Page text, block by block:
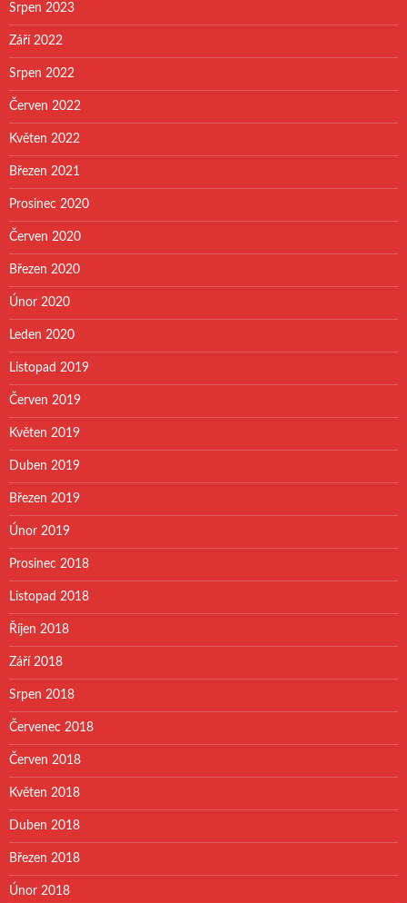
Srpen 2023
Září 2022
Srpen 2022
Červen 2022
Květen 2022
Březen 2021
Prosinec 2020
Červen 2020
Březen 2020
Únor 2020
Leden 2020
Listopad 2019
Červen 2019
Květen 2019
Duben 2019
Březen 2019
Únor 2019
Prosinec 2018
Listopad 2018
Říjen 2018
Září 2018
Srpen 2018
Červenec 2018
Červen 2018
Květen 2018
Duben 2018
Březen 2018
Únor 2018